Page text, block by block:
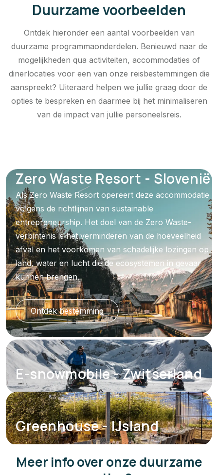
Duurzame voorbeelden
Ontdek hieronder een aantal voorbeelden van
duurzame programmaonderdelen. Benieuwd naar de
mogelijkheden qua activiteiten, accommodaties of
dinerlocaties voor een van onze reisbestemmingen die
aanspreekt? Uiteraard helpen we jullie graag door de
opties te bespreken en daarmee bij het minimaliseren
van de impact van jullie personeelsreis.
Zero Waste Resort - Slovenië
Als Zero Waste Resort opereert deze accommodatie
volgens de richtlijnen van sustainable
entrepreneurship. Het doel van de Zero Waste-
verbintenis is het verminderen van de hoeveelheid
afval en het voorkomen van schadelijke lozingen op
land, water en lucht die de ecosystemen in gevaar
kunnen brengen.
Ontdek bestemming
E-snowmobile - Zwitserland
Greenhouse - IJsland
Meer info over onze duurzame